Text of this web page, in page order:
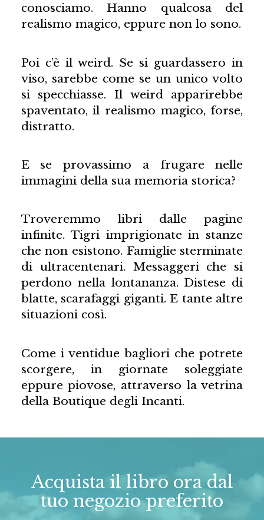
conosciamo. Hanno qualcosa del
realismo magico, eppure non lo sono.
Poi c’è il weird. Se si guardassero in
viso, sarebbe come se un unico volto
si specchiasse. Il weird apparirebbe
spaventato, il realismo magico, forse,
distratto.
E se provassimo a frugare nelle
immagini della sua memoria storica?
Troveremmo libri dalle pagine
infinite. Tigri imprigionate in stanze
che non esistono. Famiglie sterminate
di ultracentenari. Messaggeri che si
perdono nella lontananza. Distese di
blatte, scarafaggi giganti. E tante altre
situazioni così.
Come i ventidue bagliori che potrete
scorgere, in giornate soleggiate
eppure piovose, attraverso la vetrina
della Boutique degli Incanti.
Acquista il libro ora dal
tuo negozio preferito